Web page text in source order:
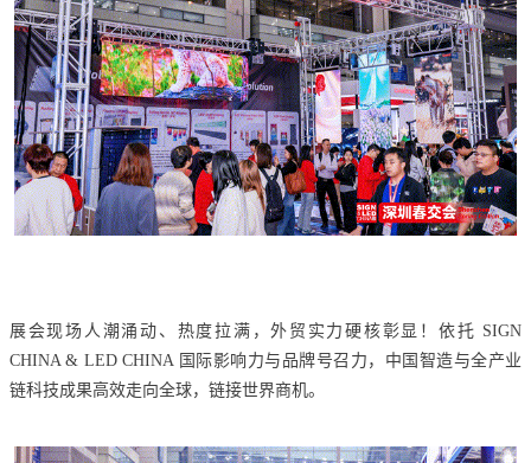
展会现场人潮涌动、热度拉满，外贸实力硬核彰显！依托 SIGN
CHINA & LED CHINA 国际影响力与品牌号召力，中国智造与全产业
链科技成果高效走向全球，链接世界商机。